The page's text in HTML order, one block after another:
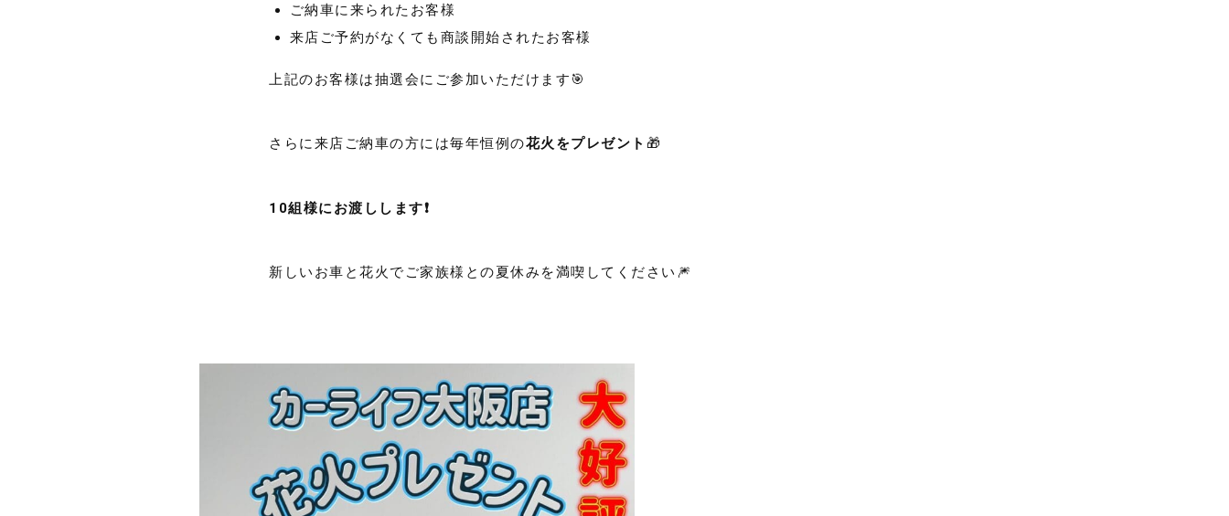
ご納車に来られたお客様
来店ご予約がなくても商談開始されたお客様
上記のお客様は抽選会にご参加いただけます🎯
さらに来店ご納車の方には毎年恒例の花火をプレゼント 🎁
10組様にお渡しします❗
新しいお車と花火でご家族様との夏休みを満喫してください🎆